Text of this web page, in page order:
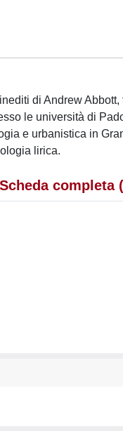
di Andrew
le università di
e urbanistica in
lirica.
Scheda completa